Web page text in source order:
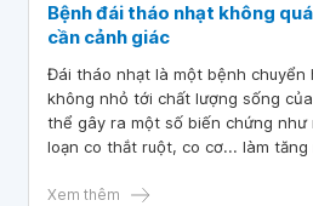
Bệnh đái tháo nhạt không
cần cảnh giác
Đái tháo nhạt là một bệnh chuyển
không nhỏ tới chất lượng sống
thể gây ra một số biến chứng như
loạn co thắt ruột, co cơ... làm
giác trước nguy cơ mắc phải căn
Xem thêm